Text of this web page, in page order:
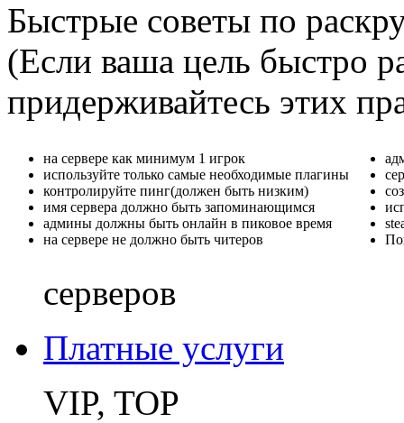
Быстрые советы по
(Если ваша цель быстро
придерживайтесь этих
на сервере как минимум 1 игрок
используйте только самые необходимые плагины
контролируйте пинг(должен быть низким)
имя сервера должно быть запоминающимся
админы должны быть онлайн в пиковое время
на сервере не должно быть читеров
серверов
Платные услуги
VIP, TOP